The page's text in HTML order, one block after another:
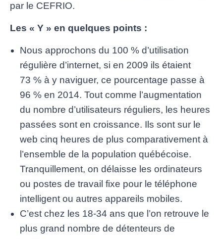
par le CEFRIO.
Les « Y » en quelques points :
Nous approchons du 100 % d’utilisation
régulière d’internet, si en 2009 ils étaient
73 % à y naviguer, ce pourcentage passe à
96 % en 2014. Tout comme l’augmentation
du nombre d’utilisateurs réguliers, les heures
passées sont en croissance. Ils sont sur le
web cinq heures de plus comparativement à
l’ensemble de la population québécoise.
Tranquillement, on délaisse les ordinateurs
ou postes de travail fixe pour le téléphone
intelligent ou autres appareils mobiles.
C’est chez les 18-34 ans que l’on retrouve le
plus grand nombre de détenteurs de